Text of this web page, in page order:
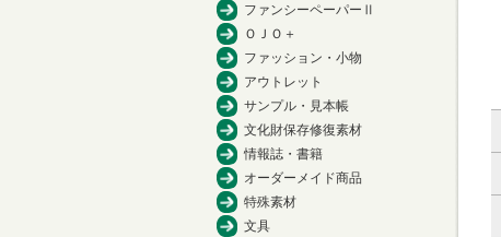
ファンシーペーパーⅡ
ＯＪＯ＋
ファッション・小物
アウトレット
サンプル・見本帳
文化財保存修復素材
情報誌・書籍
オーダーメイド商品
特殊素材
文具